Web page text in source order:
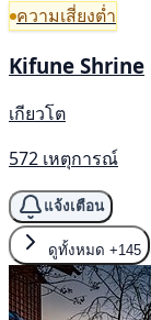
ความเสี่ยงต่ำ
Kifune Shrine
เกียวโต
572 เหตุการณ์
แจ้งเตือน
ดูทั้งหมด +145